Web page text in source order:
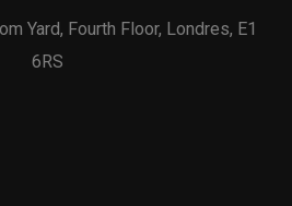
Yard, Fourth Floor, Londres, E1
6RS